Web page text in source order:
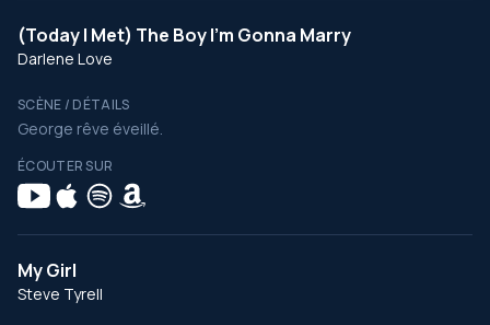
(Today I Met) The Boy I'm Gonna Marry
Darlene Love
SCÈNE / DÉTAILS
George rêve éveillé.
ÉCOUTER SUR
My Girl
Steve Tyrell